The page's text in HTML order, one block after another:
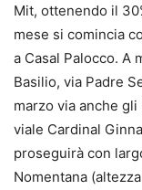
Mit, ottenendo il
mese si comincia
a Casal Palocco. A
Basilio, via Padre
marzo via anche
viale Cardinal
proseguirà con
Nomentana